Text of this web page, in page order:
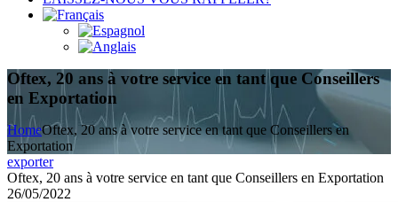
Oftex, 20 ans à votre service en tant que Conseillers
en Exportation
HomeOftex, 20 ans à votre service en tant que Conseillers en
Exportation
exporter
Oftex, 20 ans à votre service en tant que Conseillers en Exportation
26/05/2022